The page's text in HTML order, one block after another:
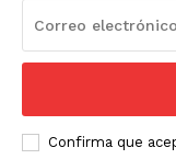
Confirma que